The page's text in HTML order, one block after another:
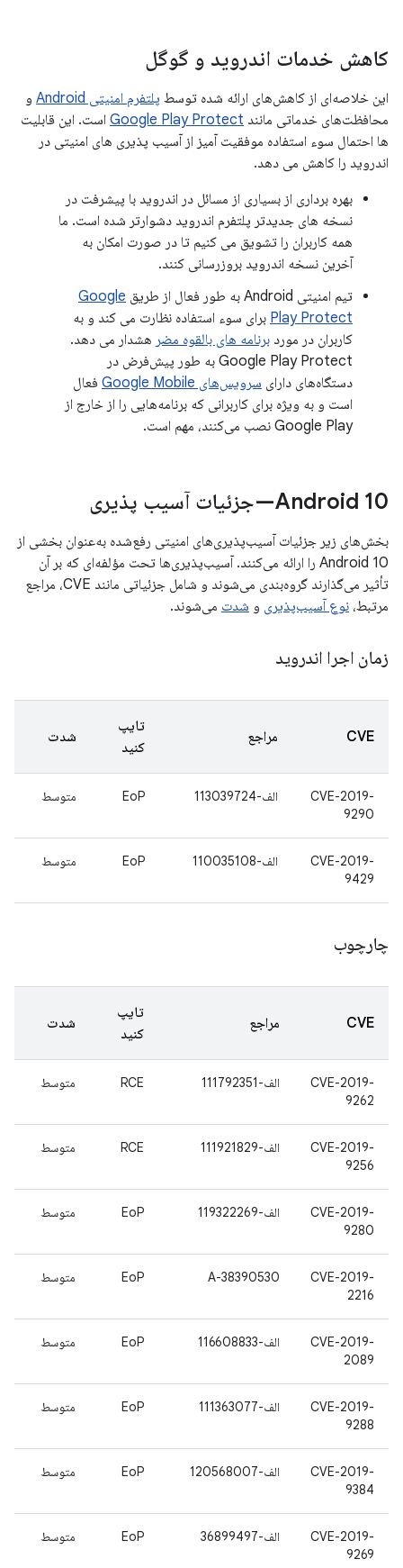
کاهش خدمات اندروید و گوگل
این خلاصه‌ای از کاهش‌های ارائه شده توسط پلتفرم امنیتی Android
و
محافظت‌های خدماتی مانند Google Play Protect است. این قابلیت
ها احتمال سوء استفاده موفقیت آمیز از آسیب پذیری های امنیتی در
اندروید را کاهش می دهد.
بهره برداری از بسیاری از مسائل در اندروید با پیشرفت در
نسخه های جدیدتر پلتفرم اندروید دشوارتر شده است. ما
همه کاربران را تشویق می کنیم تا در صورت امکان به
آخرین نسخه اندروید بروزرسانی کنند.
تیم امنیتی Android به طور فعال از طریق
Google
Play Protect برای سوء استفاده نظارت می کند و به
کاربران در مورد برنامه های بالقوه مضر هشدار می دهد.
Google Play Protect به طور پیش‌فرض در
دستگاه‌های دارای سرویس‌های Google Mobile
فعال
است و به ویژه برای کاربرانی که برنامه‌هایی را از خارج از
Google Play نصب می‌کنند، مهم است.
Android 10—جزئیات آسیب پذیری
بخش‌های زیر جزئیات آسیب‌پذیری‌های امنیتی رفع‌شده به‌عنوان بخشی از
Android 10 را ارائه می‌کنند. آسیب‌پذیری‌ها تحت مؤلفه‌ای که بر آن
تأثیر می‌گذارند گروه‌بندی می‌شوند و شامل جزئیاتی مانند CVE، مراجع
مرتبط، نوع آسیب‌پذیری و شدت می‌شوند.
زمان اجرا اندروید
CVE مراجع
تایپ
کنید
شدت
CVE-2019-
9290
الف-113039724 EoP متوسط
CVE-2019-
9429
الف-110035108 EoP متوسط
چارچوب
CVE مراجع
تایپ
کنید
شدت
CVE-2019-
9262
الف-111792351 RCE متوسط
CVE-2019-
9256
الف-111921829 RCE متوسط
CVE-2019-
9280
الف-119322269 EoP متوسط
CVE-2019-
2216
A-38390530
EoP متوسط
CVE-2019-
2089
الف-116608833 EoP متوسط
CVE-2019-
9288
الف-111363077 EoP متوسط
CVE-2019-
9384
الف-120568007 EoP متوسط
CVE-2019-
9269
الف-36899497 EoP متوسط